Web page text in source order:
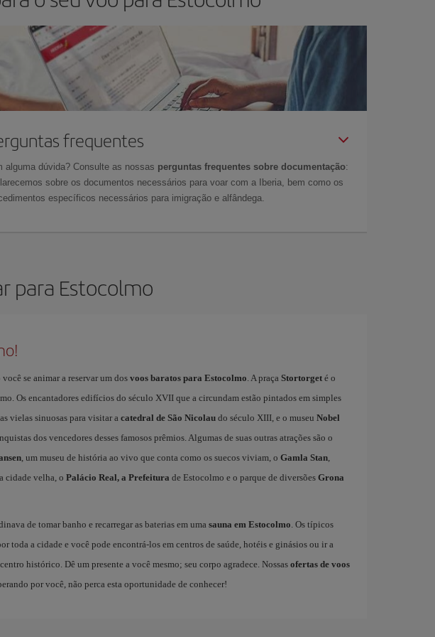
frequentes
alguma dúvida? Consulte as nossas perguntas frequentes sobre documentação:
sobre os documentos necessários para voar com a Iberia, bem como os
específicos necessários para imigração e alfândega.
para Estocolmo
se animar a reservar um dos voos baratos para Estocolmo . A praça Stortorgeté o
Os encantadores edifícios do século XVII que a circundam estão pintados em simples
vielas sinuosas para visitar a catedral de São Nicolaudo século XIII, e o museu Nobel
dos vencedores desses famosos prêmios. Algumas de suas outras atrações são o
, um museu de história ao vivo que conta como os suecos viviam, o Gamla Stan,
cidade velha, o Palácio Real, a Prefeitura de Estocolmo e o parque de diversões Grona
de tomar banho e recarregar as baterias em uma sauna em Estocolmo . Os típicos
toda a cidade e você pode encontrá-los em centros de saúde, hotéis e ginásios ou ir a
histórico. Dê um presente a você mesmo; seu corpo agradece. Nossas ofertas de voos
por você, não perca esta oportunidade de conhecer!